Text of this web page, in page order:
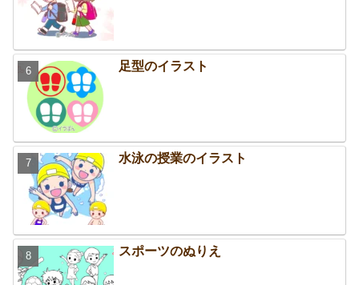
足型のイラスト
水泳の授業のイラスト
スポーツのぬりえ